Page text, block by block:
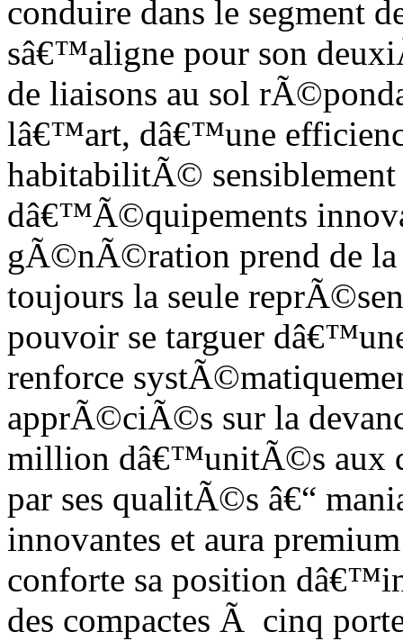
conduire dans le segment
sâ€™aligne pour son
de liaisons au sol
lâ€™art, dâ€™une
habitabilitÃ©
dâ€™Ã©quipements
gÃ©nÃ©ration prend de la
toujours la seule
pouvoir se targuer
renforce
apprÃ©ciÃ©s sur la
million dâ€™unitÃ©s aux
par ses qualitÃ©s â€“
innovantes et aura
conforte sa position
des compactes Ã cinq